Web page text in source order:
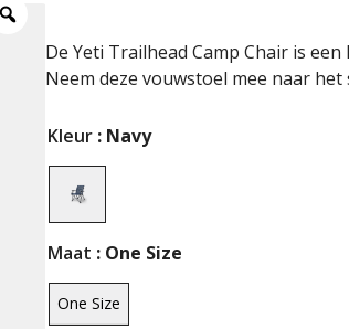
De Yeti Trailhead Camp Chair is
Neem deze vouwstoel mee naar
Kleur : Navy
Maat : One Size
One Size